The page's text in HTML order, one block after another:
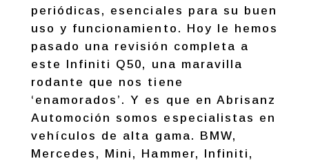
periódicas, esenciales para su buen
uso y funcionamiento. Hoy le hemos
pasado una revisión completa a
este Infiniti Q50, una maravilla
rodante que nos tiene
‘enamorados’. Y es que en Abrisanz
Automoción somos especialistas en
vehículos de alta gama. BMW,
Mercedes, Mini, Hammer, Infiniti,